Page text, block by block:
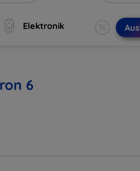
Elektronik
6